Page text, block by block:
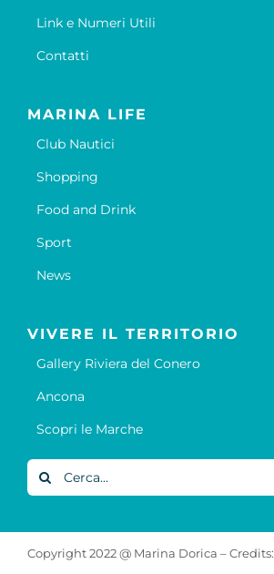
Link e Numeri Utili
Contatti
MARINA LIFE
Club Nautici
Shopping
Food and Drink
Sport
News
VIVERE IL TERRITORIO
Gallery Riviera del Conero
Ancona
Scopri le Marche
Cerca
per:
Copyright 2022 @ Marina Dorica – Credits: